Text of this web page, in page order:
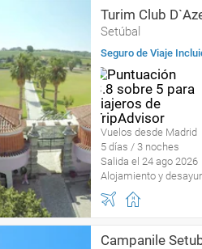
Turim Club
Setúbal
Seguro de Viaje
Vuelos desde Madrid
5 días / 3 noches
Salida el 24 ago 2026
Alojamiento y
Campanile